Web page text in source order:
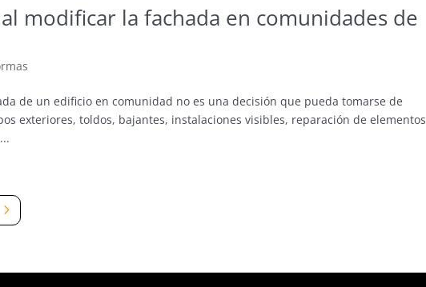
modificar la fachada en comunidades de
de un edificio en comunidad no es una decisión que pueda tomarse de
exteriores, toldos, bajantes, instalaciones visibles, reparación de elementos
5